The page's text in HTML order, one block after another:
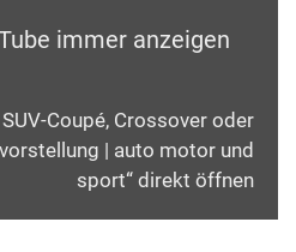
immer anzeigen
Coupé, Crossover oder
| auto motor und
sport“ direkt öffnen